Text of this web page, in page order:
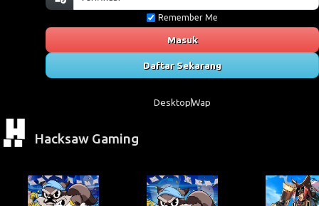
Remember Me
Masuk
Daftar Sekarang
DesktopWap
Hacksaw Gaming